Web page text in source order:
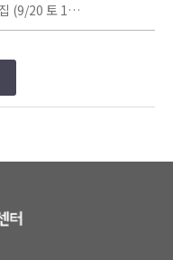
2025년 잠원나루축제 자원봉사자 모집 (9/20 토 10시~16시)